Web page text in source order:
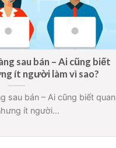
sau bán – Ai cũng biết
ít người làm vì sao?
sau bán – Ai cũng biết quan
ít người...